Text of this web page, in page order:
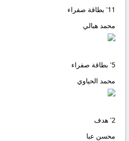
11' بطاقة صفراء
محمد هبالي
5' بطاقة صفراء
محمد الحياوي
2' هدف
محسن عبا